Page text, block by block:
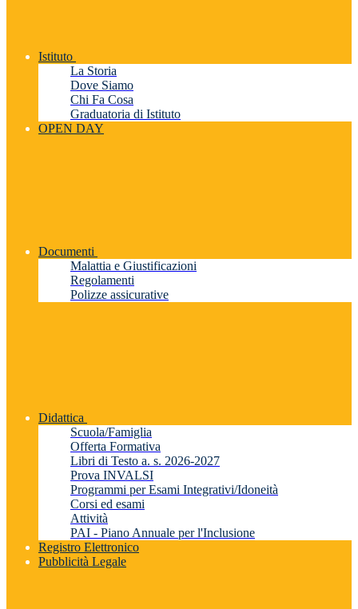
Istituto
La Storia
Dove Siamo
Chi Fa Cosa
Graduatoria di Istituto
OPEN DAY
Documenti
Malattia e Giustificazioni
Regolamenti
Polizze assicurative
Didattica
Scuola/Famiglia
Offerta Formativa
Libri di Testo a. s. 2026-2027
Prova INVALSI
Programmi per Esami Integrativi/Idoneità
Corsi ed esami
Attività
PAI - Piano Annuale per l'Inclusione
Registro Elettronico
Pubblicità Legale